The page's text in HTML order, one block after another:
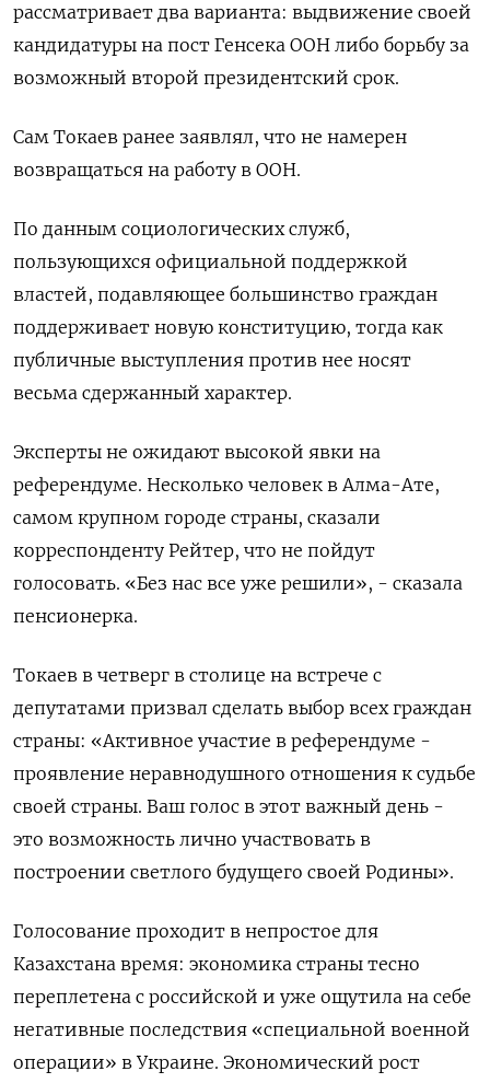
рассматривает два варианта: выдвижение своей
кандидатуры на пост Генсека ООН либо борьбу за ​
возможный второй президентский срок.
Сам Токаев ранее ​заявлял, что не намерен
возвращаться ‌на работу в ООН.
По данным социологических служб,
пользующихся официальной поддержкой
властей, подавляющее большинство граждан
поддерживает новую конституцию, тогда как
публичные выступления против ​нее носят
весьма сдержанный характер.
Эксперты не ожидают высокой явки на
референдуме. Несколько человек в Алма-Ате,
самом крупном городе страны, сказали
корреспонденту Рейтер, что не пойдут
голосовать. «Без нас все уже решили», - сказала
пенсионерка.
Токаев в четверг в столице на встрече с
депутатами призвал сделать выбор всех граждан
страны: «Активное участие в референдуме -
проявление неравнодушного отношения к судьбе
своей страны. Ваш голос в этот важный день -
это возможность лично участвовать в
построении светлого будущего своей Родины».
Голосование проходит в непростое для
Казахстана время: экономика страны тесно
переплетена с российской и уже ощутила на себе
негативные последствия «специальной военной
операции» в Украине. Экономический ​рост